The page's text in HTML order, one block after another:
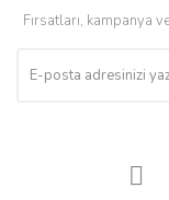
Fırsatları, kampanya